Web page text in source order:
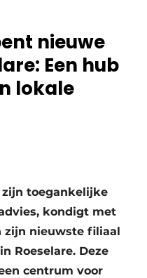
nieuwe
Een hub
lokale
toegankelijke
kondigt met
zijn nieuwste filiaal
Roeselare. Deze
centrum voor